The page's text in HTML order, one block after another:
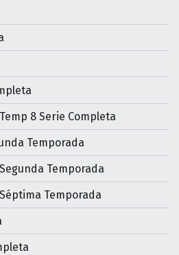
8 Serie Completa
Temporada
Temporada
Temporada